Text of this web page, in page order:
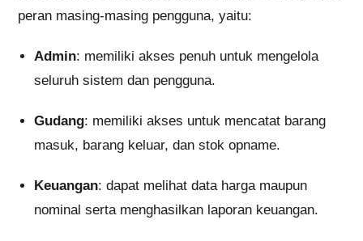
peran masing-masing pengguna, yaitu:
Admin: memiliki akses penuh untuk mengelola
seluruh sistem dan pengguna.
Gudang: memiliki akses untuk mencatat barang
masuk, barang keluar, dan stok opname.
Keuangan: dapat melihat data harga maupun
nominal serta menghasilkan laporan keuangan.